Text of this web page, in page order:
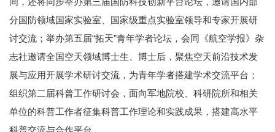
分国防领域国家实验室、国家级重点实验室领导和专家开展研
讨交流；举办第五届“拓天”青年学者论坛，会同《航空学报》杂
志社邀请全国空天领域博士生、博士后，聚焦空天前沿技术发
展与应用开展学术研讨交流，为青年学者搭建学术交流平台；
组织第二届科普工作研讨会，面向军地院校、科研院所和相关
单位的科普工作者征集科普工作理论和实践成果，搭建高水平